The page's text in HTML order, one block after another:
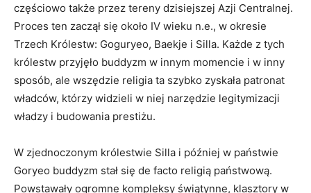
częściowo także przez tereny dzisiejszej Azji Centralnej.
Proces ten zaczął się około IV wieku n.e., w okresie
Trzech Królestw: Goguryeo, Baekje i Silla. Każde z tych
królestw przyjęło buddyzm w innym momencie i w inny
sposób, ale wszędzie religia ta szybko zyskała patronat
władców, którzy widzieli w niej narzędzie legitymizacji
władzy i budowania prestiżu.
W zjednoczonym królestwie Silla i później w państwie
Goryeo buddyzm stał się de facto religią państwową.
Powstawały ogromne kompleksy świątynne, klasztory w